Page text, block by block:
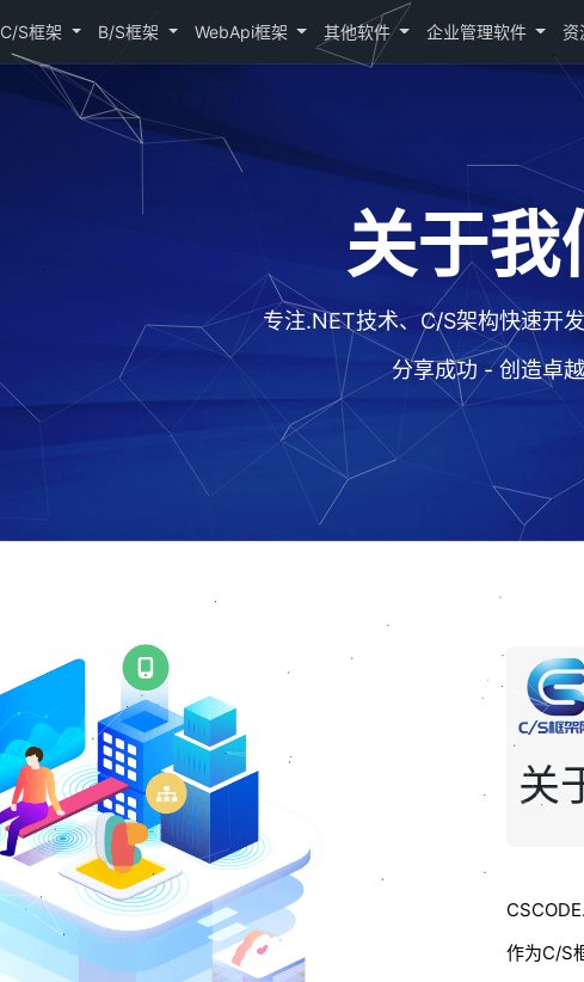
C/S框架 B/S框架 WebApi框架 其他软件 企业管理软件 资
关于我
专注.NET技术、C/S架构快速开
分享成功 - 创造卓越
关
作为C/S